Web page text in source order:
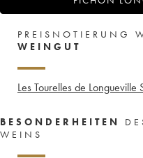
PREISNOTIERUNG
WEINGUT
Les Tourelles de Longueville
BESONDERHEITEN
WEINS